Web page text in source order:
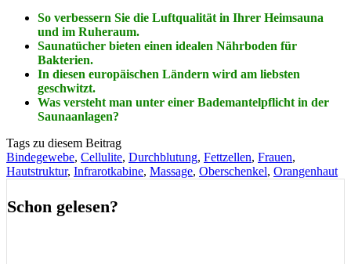
So verbessern Sie die Luftqualität in Ihrer Heimsauna
und im Ruheraum.
Saunatücher bieten einen idealen Nährboden für
Bakterien.
In diesen europäischen Ländern wird am liebsten
geschwitzt.
Was versteht man unter einer Bademantelpflicht in der
Saunaanlagen?
Tags zu diesem Beitrag
Bindegewebe, Cellulite, Durchblutung, Fettzellen, Frauen,
Hautstruktur, Infrarotkabine, Massage, Oberschenkel, Orangenhaut
Schon gelesen?